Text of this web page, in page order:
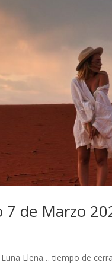
7 de Marzo
Luna Llena… tiempo de